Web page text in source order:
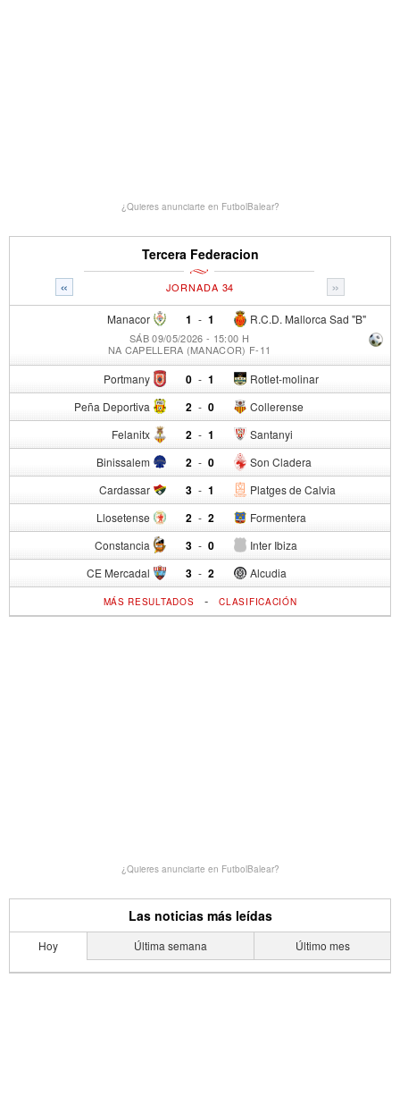
¿Quieres anunciarte en FutbolBalear?
Tercera Federacion
« »
JORNADA 34
Manacor 1 - R.C.D. Mallorca Sad "B"
1
SÁB 09/05/2026 - 15:00 H
NA CAPELLERA (MANACOR) F-11
Portmany 0 - Rotlet-molinar
1
Peña Deportiva 2 - Collerense
0
Felanitx 2 - Santanyi
1
Binissalem 2 - Son Cladera
0
Cardassar 3 - Platges de Calvia
1
Llosetense 2 - Formentera
2
Constancia 3 - Inter Ibiza
0
CE Mercadal 3 - Alcudia
2
MÁS RESULTADOS -CLASIFICACIÓN
¿Quieres anunciarte en FutbolBalear?
Las noticias más leídas
Hoy Última semana Último mes